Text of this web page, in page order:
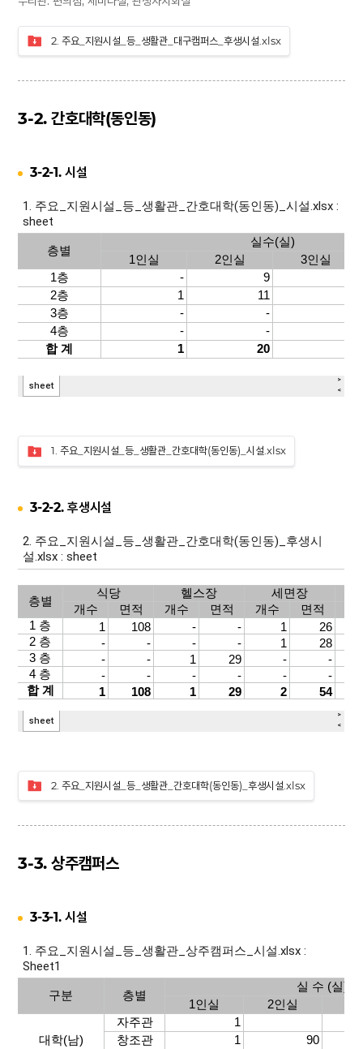
2. 주요_지원시설_등_생활관_대구캠퍼스_후생시설.xlsx
3-2. 간호대학(동인동)
3-2-1. 시설
1. 주요_지원시설_등_생활관_간호대학(동인동)_시설.xlsx
3-2-2. 후생시설
2. 주요_지원시설_등_생활관_간호대학(동인동)_후생시설.xlsx
3-3. 상주캠퍼스
3-3-1. 시설